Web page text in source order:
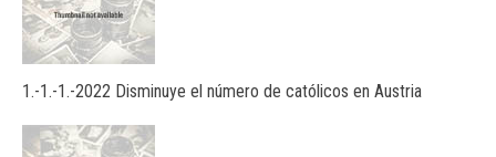
1.-1.-1.-2022 Disminuye el número de católicos en Austria